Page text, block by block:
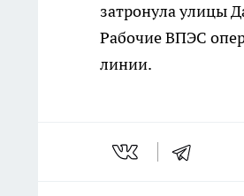
затронула улицы
Рабочие ВПЭС
линии.